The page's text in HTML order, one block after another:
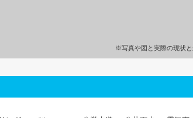
※写真や図と実際の現状